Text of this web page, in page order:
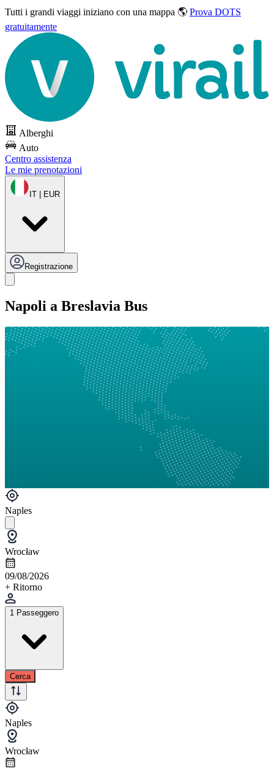
Tutti i grandi viaggi iniziano con una mappa 🌎 Prova DOTS
gratuitamente
Alberghi
Auto
Centro assistenza
Le mie prenotazioni
IT | EUR
Registrazione
Napoli a Breslavia Bus
Naples
Wrocław
09/08/2026
+ Ritorno
1 Passeggero
Cerca
Naples
Wrocław